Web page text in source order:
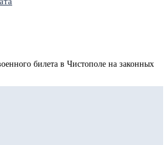
билета в Чистополе на законных